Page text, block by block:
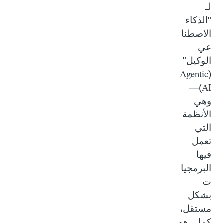
"الذكاء
الاصطنا
عي
الوكيل"
Agentic
AI
)—
وهي
الأنظمة
التي
تعمل
فيها
البرمجيا
بشكل
مستقل،